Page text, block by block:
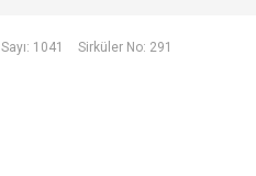
Sayı: 1041 Sirküler No: 291